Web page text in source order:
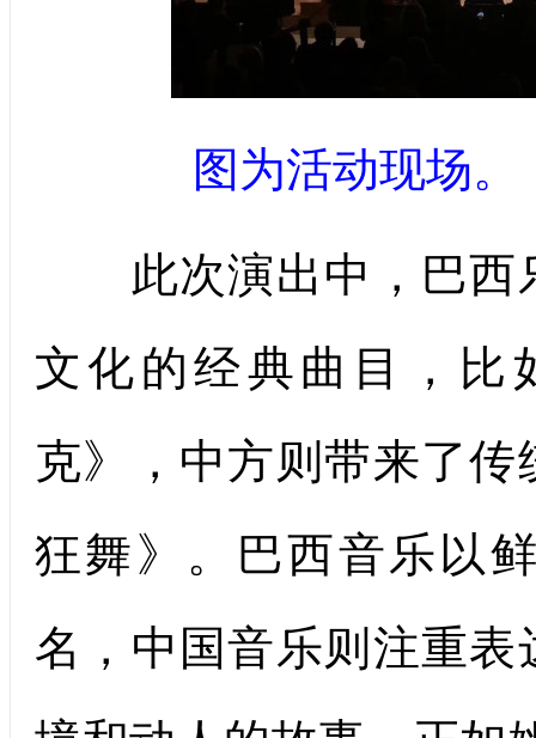
图为活动现场
此次演出中，巴西
文化的经典曲目，比
克》，中方则带来了
狂舞》。巴西音乐以
名，中国音乐则注重